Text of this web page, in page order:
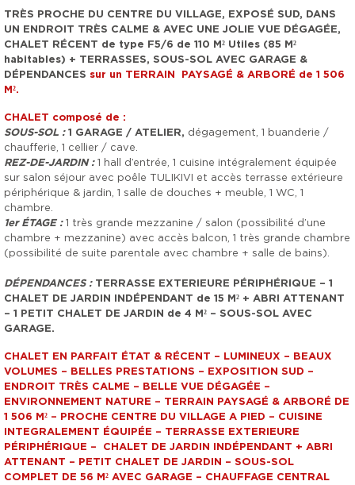
TRÈS PROCHE DU CENTRE DU VILLAGE, EXPOSÉ SUD, DANS
UN ENDROIT TRÈS CALME & AVEC UNE JOLIE VUE DÉGAGÉE,
CHALET RÉCENT de type F5/6 de 110 M² Utiles (85 M²
habitables) + TERRASSES, SOUS-SOL AVEC GARAGE &
DÉPENDANCES sur un TERRAIN PAYSAGÉ & ARBORÉ de 1 506
M².
CHALET composé de :
SOUS-SOL : 1 GARAGE / ATELIER, dégagement, 1 buanderie /
chaufferie, 1 cellier / cave.
REZ-DE-JARDIN : 1 hall d’entrée, 1 cuisine intégralement équipée
sur salon séjour avec poêle TULIKIVI et accès terrasse extérieure
périphérique & jardin, 1 salle de douches + meuble, 1 WC, 1
chambre.
1er ÉTAGE : 1 très grande mezzanine / salon (possibilité d’une
chambre + mezzanine) avec accès balcon, 1 très grande chambre
(possibilité de suite parentale avec chambre + salle de bains).
DÉPENDANCES :TERRASSE EXTERIEURE PÉRIPHÉRIQUE – 1
CHALET DE JARDIN INDÉPENDANT de 15 M² + ABRI ATTENANT
– 1 PETIT CHALET DE JARDIN de 4 M² – SOUS-SOL AVEC
GARAGE.
CHALET EN PARFAIT ÉTAT & RÉCENT – LUMINEUX – BEAUX
VOLUMES – BELLES PRESTATIONS – EXPOSITION SUD –
ENDROIT TRÈS CALME – BELLE VUE DÉGAGÉE –
ENVIRONNEMENT NATURE – TERRAIN PAYSAGÉ & ARBORÉ DE
1 506 M² – PROCHE CENTRE DU VILLAGE A PIED – CUISINE
INTEGRALEMENT ÉQUIPÉE – TERRASSE EXTERIEURE
PÉRIPHÉRIQUE – CHALET DE JARDIN INDÉPENDANT + ABRI
ATTENANT – PETIT CHALET DE JARDIN – SOUS-SOL
COMPLET DE 56 M² AVEC GARAGE – CHAUFFAGE CENTRAL